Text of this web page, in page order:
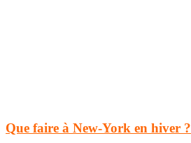
Que faire à New-York en hiver ?